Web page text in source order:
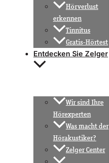
Hörverlust
erkennen
Tinnitus
Gratis-Hörtest
Entdecken Sie Zelger
Wir sind Ihre
Hörexperten
Was macht der
Hörakustiker?
Zelger Center